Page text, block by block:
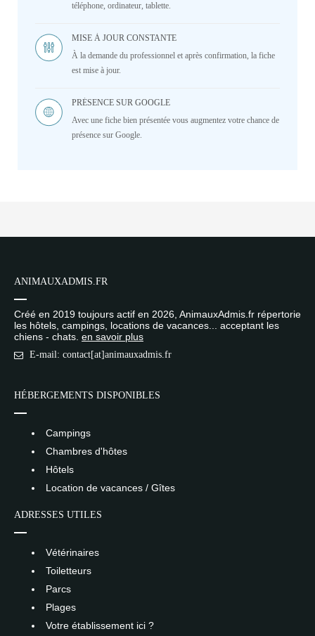
téléphone, ordinateur, tablette.
MISE À JOUR CONSTANTE
À la demande du professionnel et après confirmation, la fiche
est mise à jour.
PRÉSENCE SUR GOOGLE
Avec une fiche bien présentée vous augmentez votre chance de
présence sur Google.
ANIMAUXADMIS.FR
Créé en 2019 toujours actif en 2026, AnimauxAdmis.fr répertorie
les hôtels, campings, locations de vacances... acceptant les
chiens - chats. en savoir plus
E-mail: contact[at]animauxadmis.fr
HÉBERGEMENTS DISPONIBLES
Campings
Chambres d'hôtes
Hôtels
Location de vacances / Gîtes
ADRESSES UTILES
Vétérinaires
Toiletteurs
Parcs
Plages
Votre établissement ici ?